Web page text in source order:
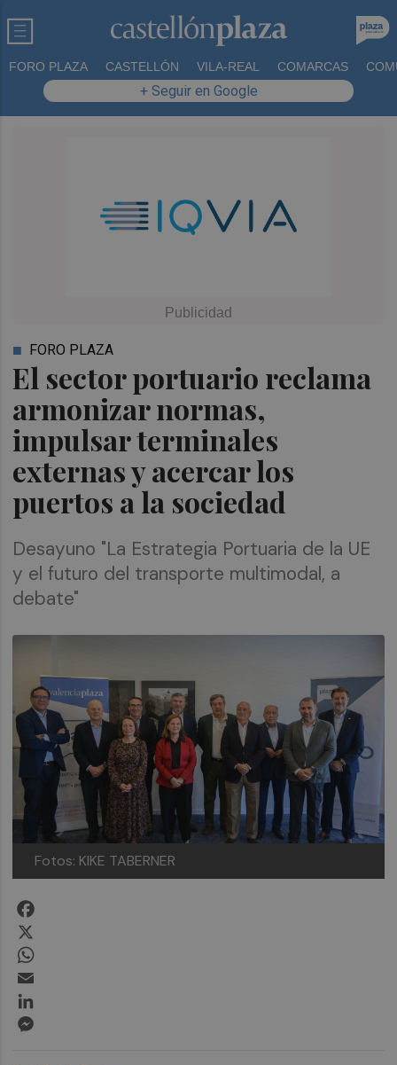
FORO PLAZA CASTELLÓN VILA-REAL COMARCAS
+ Seguir en Google
El sector portuario reclama
armonizar normas,
impulsar terminales
externas y acercar los
puertos a la sociedad
FORO PLAZA
Desayuno "La Estrategia Portuaria de la UE
y el futuro del transporte multimodal, a
debate"
Fotos: KIKE TABERNER